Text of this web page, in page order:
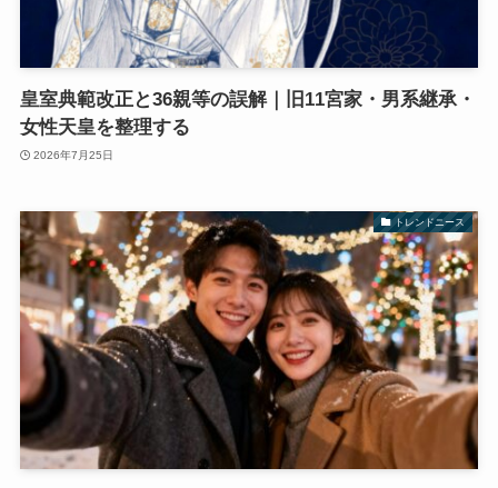
皇室典範改正と36親等の誤解｜旧11宮家・男系継承・
女性天皇を整理する
2026年7月25日
トレンドニース